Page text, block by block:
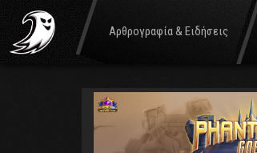
Αρθρογραφία & Ειδήσεις
Tag: